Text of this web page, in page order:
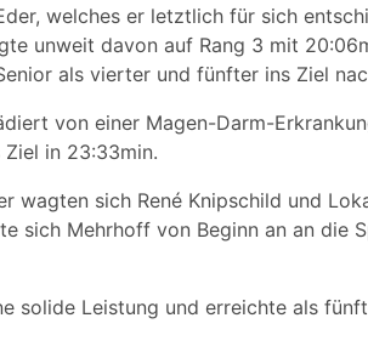
welches er letztlich für sich
unweit davon auf Rang 3 mit
als vierter und fünfter ins Ziel
von einer Magen-Darm-
in 23:33min.
wagten sich René Knipschild und
sich Mehrhoff von Beginn an an die
solide Leistung und erreichte als